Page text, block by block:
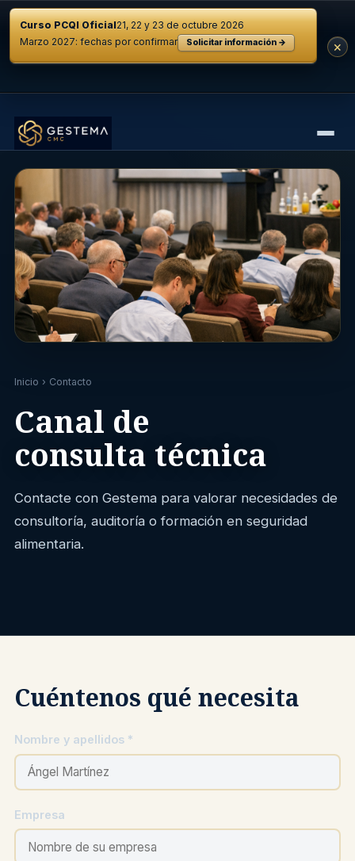
Curso PCQI Oficial21, 22 y 23 de octubre 2026
Marzo 2027: fechas por confirmar
Solicitar información → ×
Inicio › Contacto
Canal de
consulta técnica
Contacte con Gestema para valorar necesidades de
consultoría, auditoría o formación en seguridad
alimentaria.
Cuéntenos qué necesita
Nombre y apellidos *
Empresa